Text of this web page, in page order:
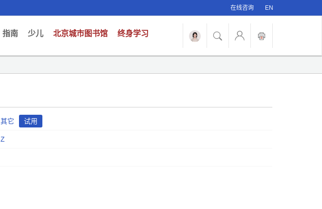
在线咨询 EN
指南 少儿 北京城市图书馆 终身学习
其它 试用
Z